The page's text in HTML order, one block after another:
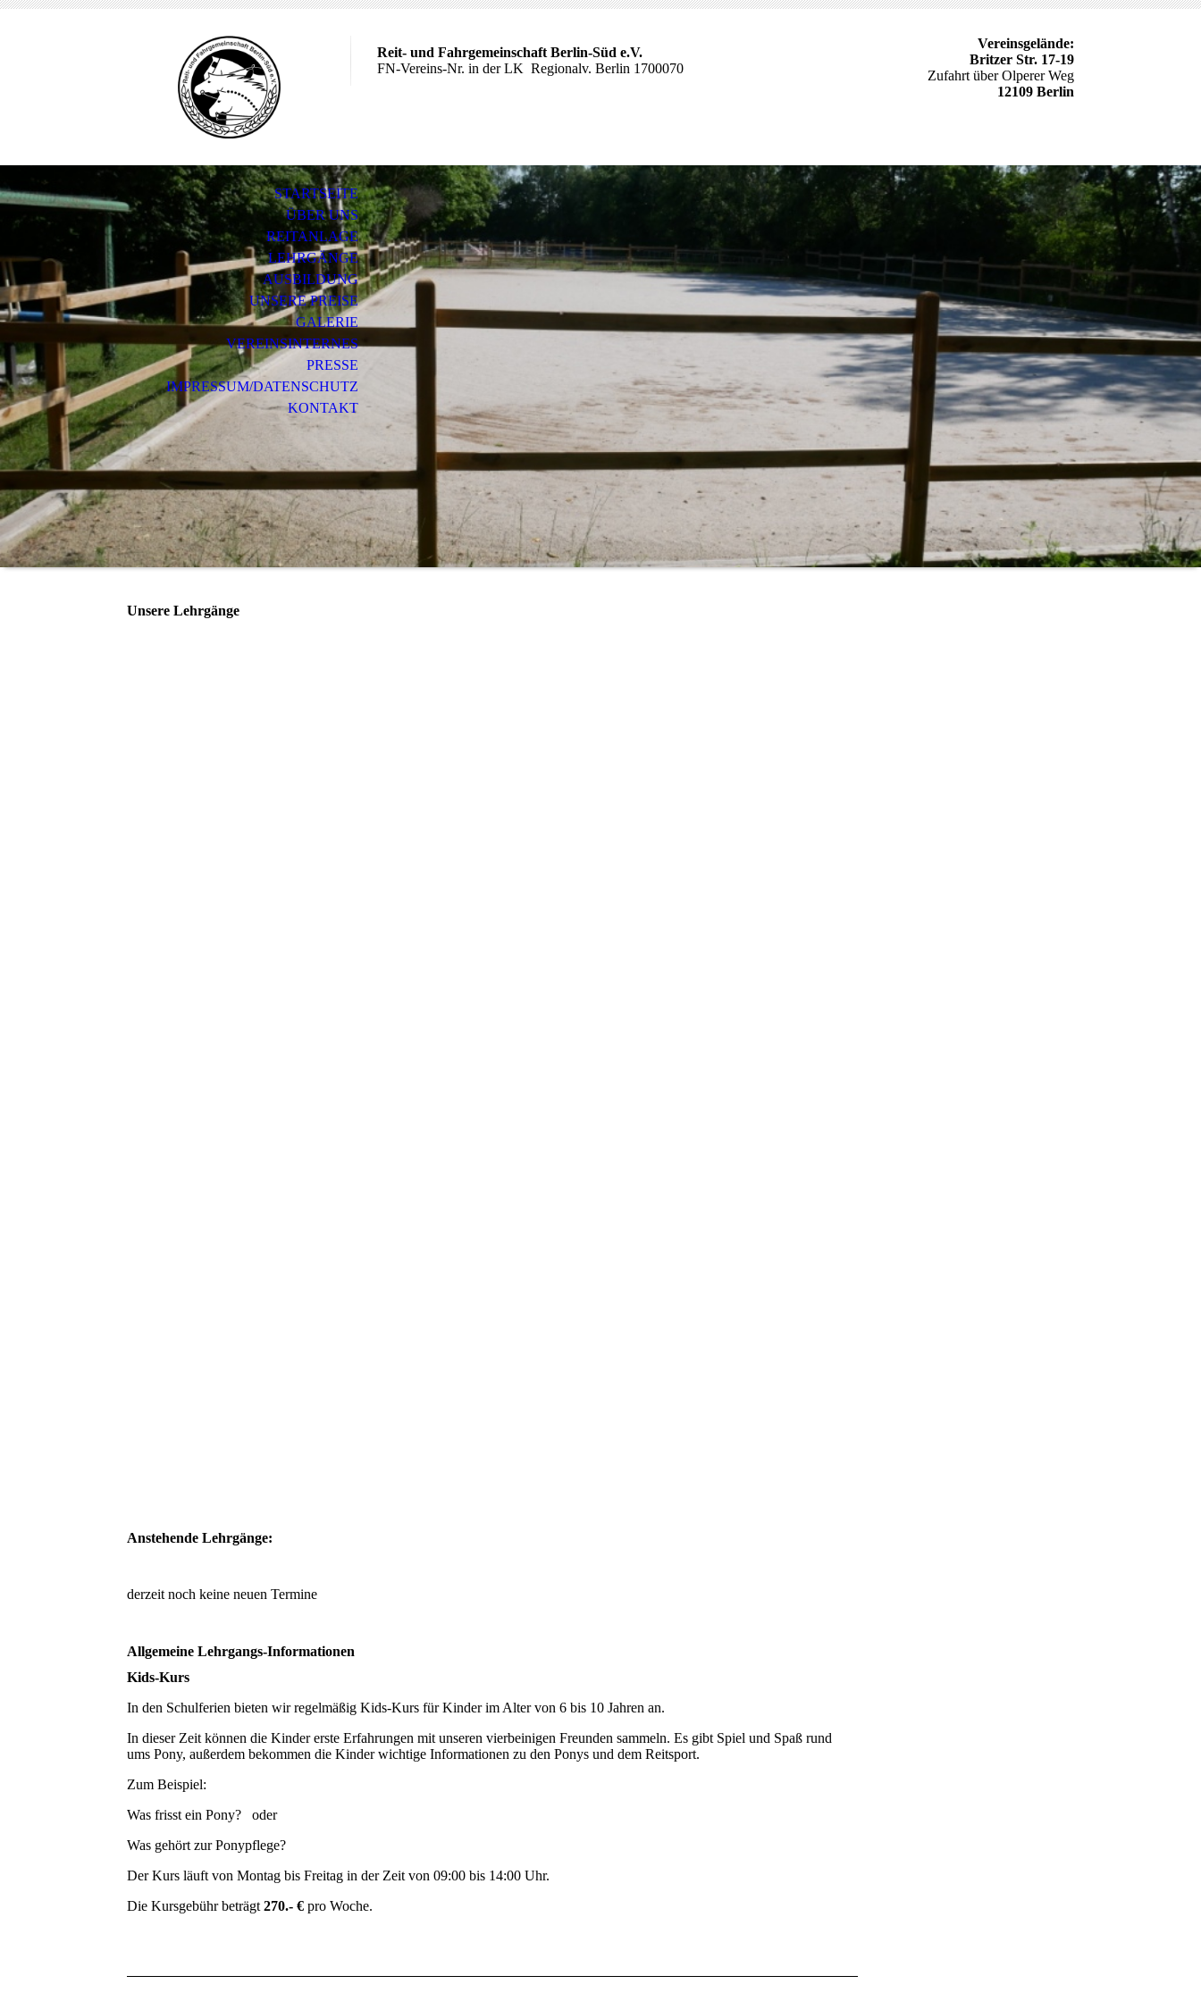
Reit- und Fahrgemeinschaft Berlin-Süd e.V.
FN-Vereins-Nr. in der LK Regionalv. Berlin 1700070
Vereinsgelände:
Britzer Str. 17-19
Zufahrt über Olperer Weg
12109 Berlin
STARTSEITE
ÜBER UNS
REITANLAGE
LEHRGÄNGE
AUSBILDUNG
UNSERE PREISE
GALERIE
VEREINSINTERNES
PRESSE
IMPRESSUM/DATENSCHUTZ
KONTAKT
Unsere Lehrgänge
Anstehende Lehrgänge:
derzeit noch keine neuen Termine
Allgemeine Lehrgangs-Informationen
Kids-Kurs
In den Schulferien bieten wir regelmäßig Kids-Kurs für Kinder im Alter von 6 bis 10 Jahren an.
In dieser Zeit können die Kinder erste Erfahrungen mit unseren vierbeinigen Freunden sammeln. Es gibt Spiel und Spaß rund
ums Pony, außerdem bekommen die Kinder wichtige Informationen zu den Ponys und dem Reitsport.
Zum Beispiel:
Was frisst ein Pony? oder
Was gehört zur Ponypflege?
Der Kurs läuft von Montag bis Freitag in der Zeit von 09:00 bis 14:00 Uhr.
Die Kursgebühr beträgt 270.- € pro Woche.